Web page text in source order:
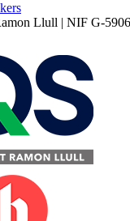
Llull | NIF G-